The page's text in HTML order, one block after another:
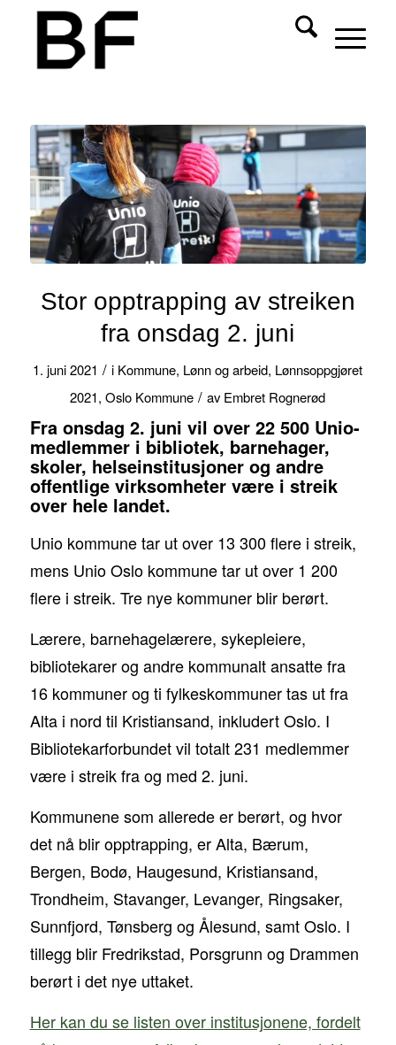
Stor opptrapping av streiken
fra onsdag 2. juni
1. juni 2021 / i Kommune, Lønn og arbeid, Lønnsoppgjøret
2021,Oslo Kommune / av Embret Rognerød
Fra onsdag 2. juni vil over 22 500 Unio-
medlemmer i bibliotek, barnehager,
skoler, helseinstitusjoner og andre
offentlige virksomheter være i streik
over hele landet.
Unio kommune tar ut over 13 300 flere i streik,
mens Unio Oslo kommune tar ut over 1 200
flere i streik. Tre nye kommuner blir berørt.
Lærere, barnehagelærere, sykepleiere,
bibliotekarer og andre kommunalt ansatte fra
16 kommuner og ti fylkeskommuner tas ut fra
Alta i nord til Kristiansand, inkludert Oslo. I
Bibliotekarforbundet vil totalt 231 medlemmer
være i streik fra og med 2. juni.
Kommunene som allerede er berørt, og hvor
det nå blir opptrapping, er Alta, Bærum,
Bergen, Bodø, Haugesund, Kristiansand,
Trondheim, Stavanger, Levanger, Ringsaker,
Sunnfjord, Tønsberg og Ålesund, samt Oslo. I
tillegg blir Fredrikstad, Porsgrunn og Drammen
berørt i det nye uttaket.
Her kan du se listen over institusjonene, fordelt